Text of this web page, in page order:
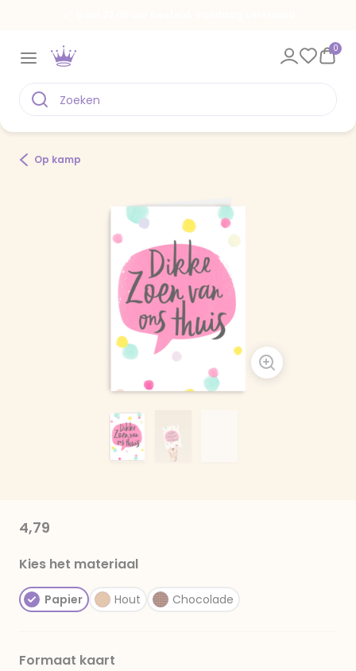
0
Op kamp
4,79
Kies het materiaal
Papier Hout Chocolade
Formaat kaart